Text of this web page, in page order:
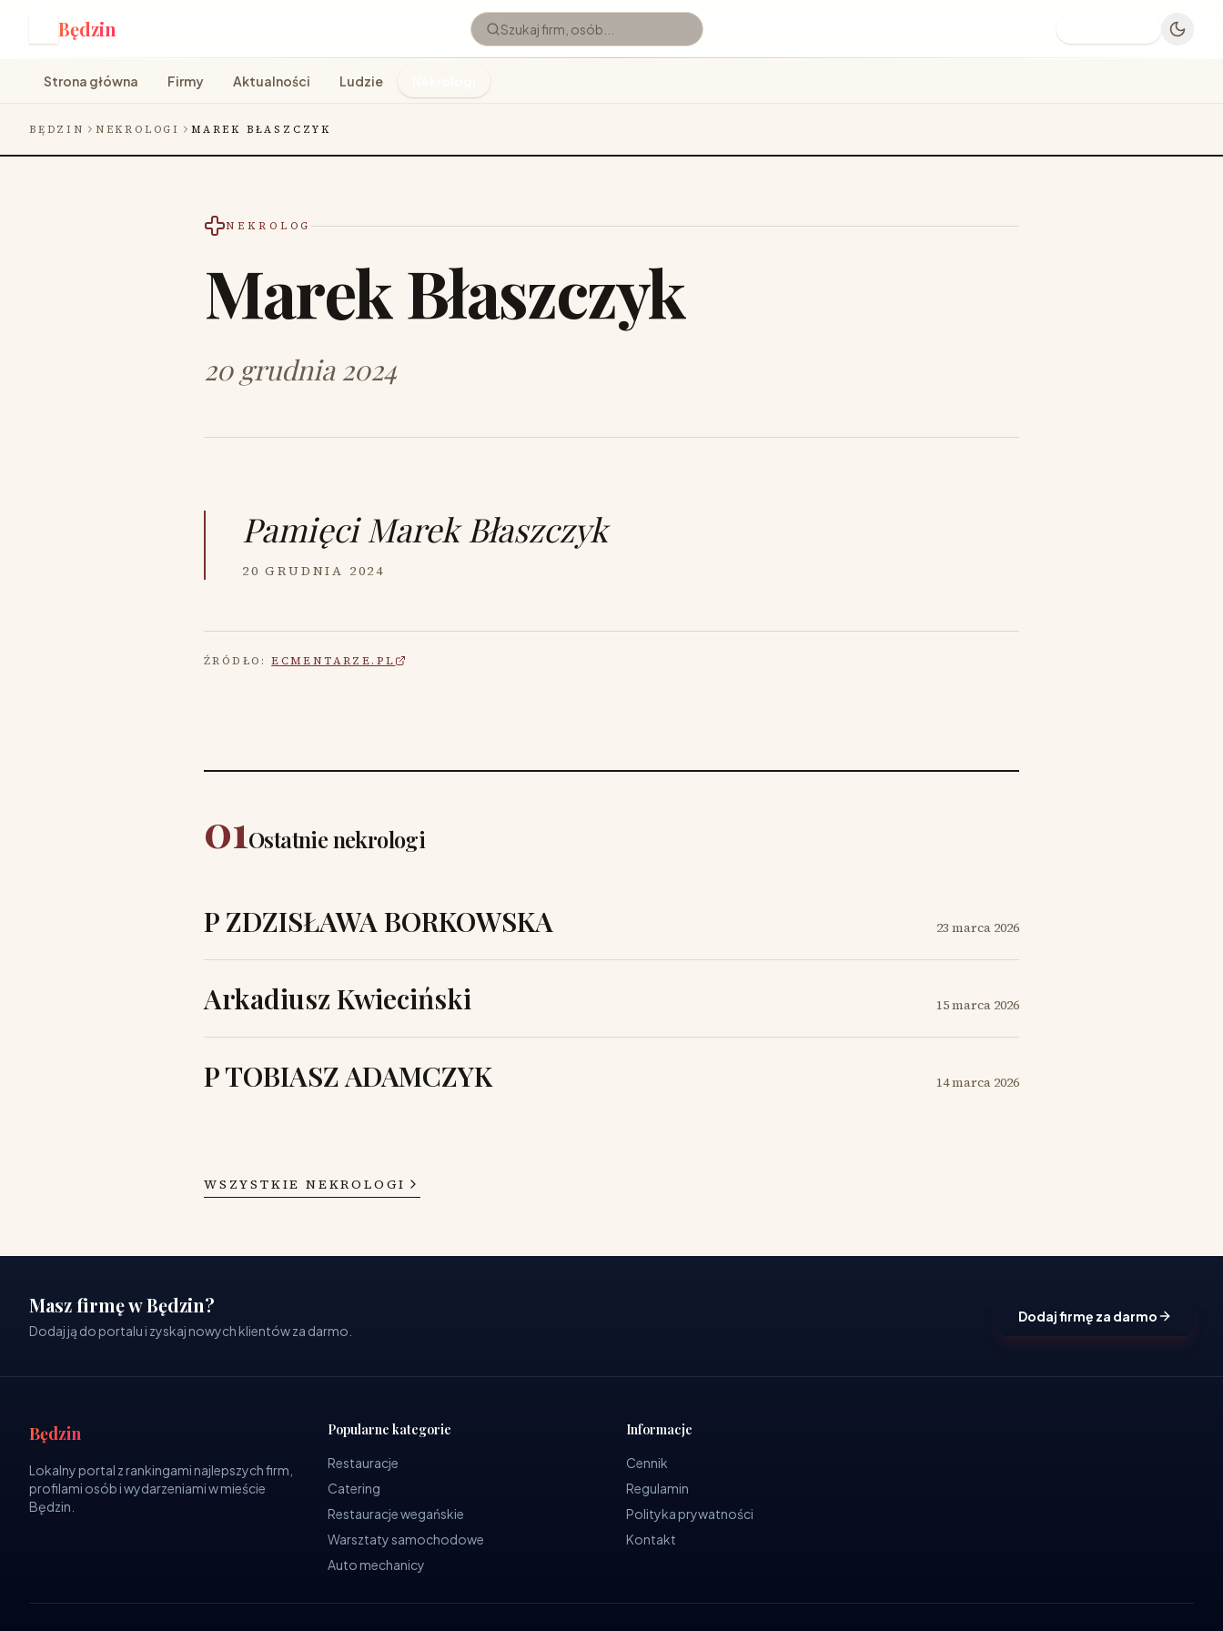
Będzin
Strona główna Firmy Aktualności Ludzie
BĘDZIN NEKROLOGI MAREK BŁASZCZYK
NEKROLOG
Marek Błaszczyk
20 grudnia 2024
Pamięci Marek Błaszczyk
20 GRUDNIA 2024
ŹRÓDŁO: ECMENTARZE.PL
01Ostatnie nekrologi
P ZDZISŁAWA BORKOWSKA 23 marca 2026
Arkadiusz Kwieciński 15 marca 2026
P TOBIASZ ADAMCZYK 14 marca 2026
WSZYSTKIE NEKROLOGI
Masz firmę w Będzin?
Dodaj ją do portalu i zyskaj nowych klientów za darmo.
Dodaj firmę za darmo
Będzin
Lokalny portal z rankingami najlepszych firm,
profilami osób i wydarzeniami w mieście
Będzin.
Popularne kategorie
Restauracje
Catering
Restauracje wegańskie
Warsztaty samochodowe
Auto mechanicy
Informacje
Cennik
Regulamin
Polityka prywatności
Kontakt